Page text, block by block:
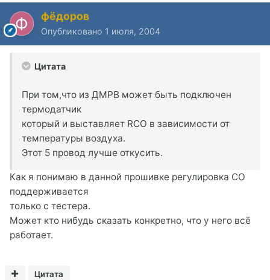
фёдоров
Опубликовано 1 июля, 2004
Цитата
При том,что из ДМРВ может быть подключен
термодатчик
который и выставляет RCO в зависимости от
температуры воздуха.
Этот 5 провод лучше откусить.
Как я понимаю в данной прошивке регулировка СО
поддерживается
только с тестера.
Может кто нибудь сказать конкретно, что у него всё
работает.
Цитата